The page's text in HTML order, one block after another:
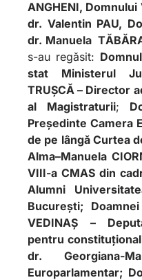
ANGHENI,
dr. Valentin PAU,
dr. Manuela
s-au regăsit:
stat Ministerul
TRUȘCĂ – Director
al Magistraturii;
Președinte Camera
de pe lângă Curtea
Alma–Manuela
VIII-a CMAS din
Alumni
București;
VEDINAȘ –
pentru
dr. Georgiana-
Europarlamentar;